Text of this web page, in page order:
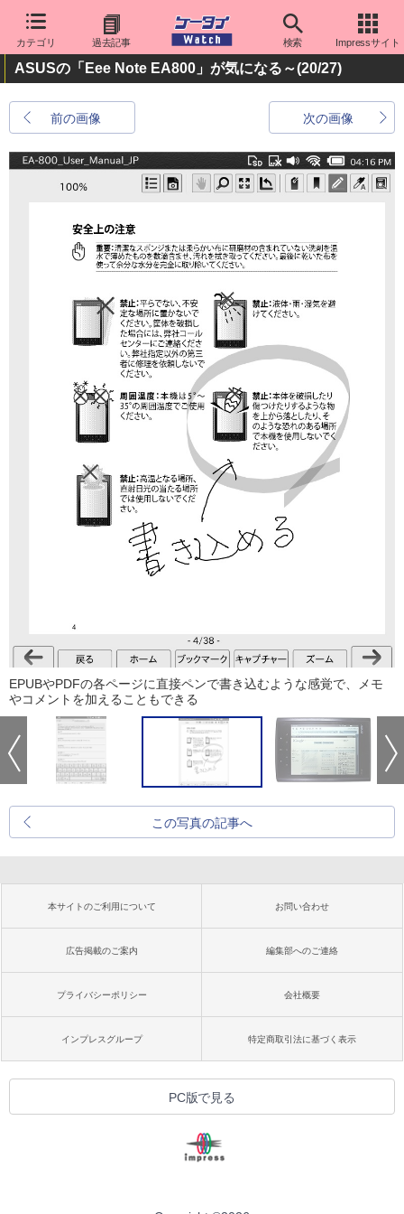
カテゴリ 過去記事 検索 Impressサイト
ASUSの「Eee Note EA800」が気になる～(20/27)
前の画像 次の画像
EPUBやPDFの各ページに直接ペンで書き込むような感覚で、メモ
やコメントを加えることもできる
この写真の記事へ
本サイトのご利用について お問い合わせ
広告掲載のご案内 編集部へのご連絡
プライバシーポリシー 会社概要
インプレスグループ 特定商取引法に基づく表示
PC版で見る